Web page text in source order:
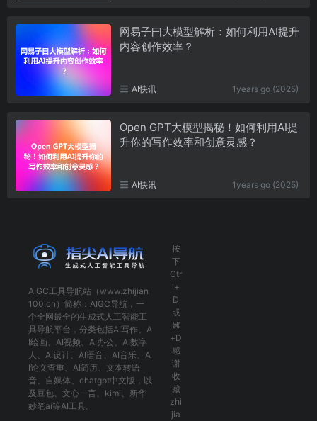
网易子曰大模型解析：如何利用AI提升
内容创作效率？
AI快讯 1years go (2025)
Open GPT大模型揭秘！如何利用AI提
升你的写作效率和创意灵感？
AI快讯 1years go (2025)
AIGC工具导航站（www.zhijian
100.cn）简称： AIGC导航 ，一
个全网最全的生成式人工智能工
具导航平台，分类包括AI写作 、 A
I绘画 、 AI视频 、 AI办公 、 AI数字
人 、 AI设计、 AI语音、 AI音乐、 A
I论文查重 、 AI简历 、 文本转语
音、 自媒体 、 chatgpt中文版 ，以
及 豆包、 文心一言 、 kimi 、 新华
妙笔ai等AI工具。
按
下
Ctr
l+
D
或
⌘
+D
感
谢
收
藏
zhi
jia